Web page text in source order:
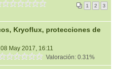
1 2 3
Kryoflux, protecciones de
08 May 2017, 16:11
Valoración: 0.31%